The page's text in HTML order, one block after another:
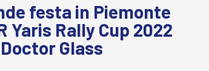
festa in Piemonte
Yaris Rally Cup 2022
Glass